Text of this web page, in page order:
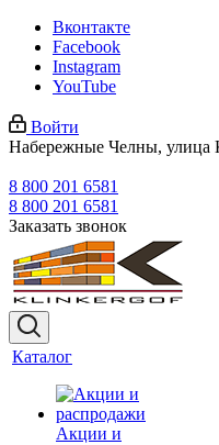
Вконтакте
Facebook
Instagram
YouTube
Войти
Набережные Челны, улица
8 800 201 6581
8 800 201 6581
Заказать звонок
Каталог
Акции и